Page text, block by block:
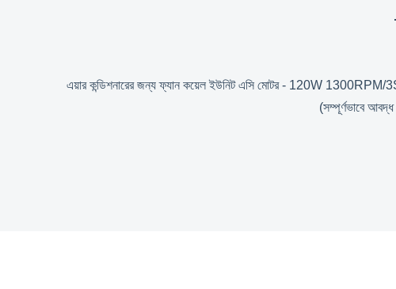
এয়ার কন্ডিশনারের জন্য ফ্যান কয়েল ইউনিট এসি মোটর - 120W 1300RPM/
(সম্পূর্ণভাবে